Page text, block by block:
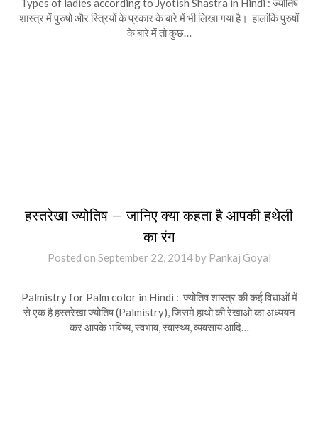
शास्त्र में पुरुषो और स्त्रियों के प्रकार के बारे में भी लिखा गया है। हालांकि पुरुषों
के बारे में तो कुछ…
हस्तरेखा ज्योतिष – जानिए क्या कहता है आपकी हथेली
का रंग
Posted on September 22, 2014by Pankaj Goyal
Palmistry for Palm color in Hindi : ज्योतिष शास्त्र की कई विधाओं में
से एक है हस्तरेखा ज्योतिष (Palmistry), जिसमे हाथो की रेखाओ का अध्ययन
कर आपके भविष्य, स्वभाव, स्वास्थ्य, व्यवसाय आदि…